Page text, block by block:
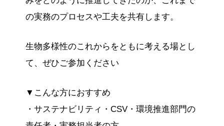
の実務のプロセスや工夫を共有します。
生物多様性のこれからをともに考える場とし
て、ぜひご参加ください
▼こんな方におすすめ
・サステナビリティ・CSV・環境推進部門の